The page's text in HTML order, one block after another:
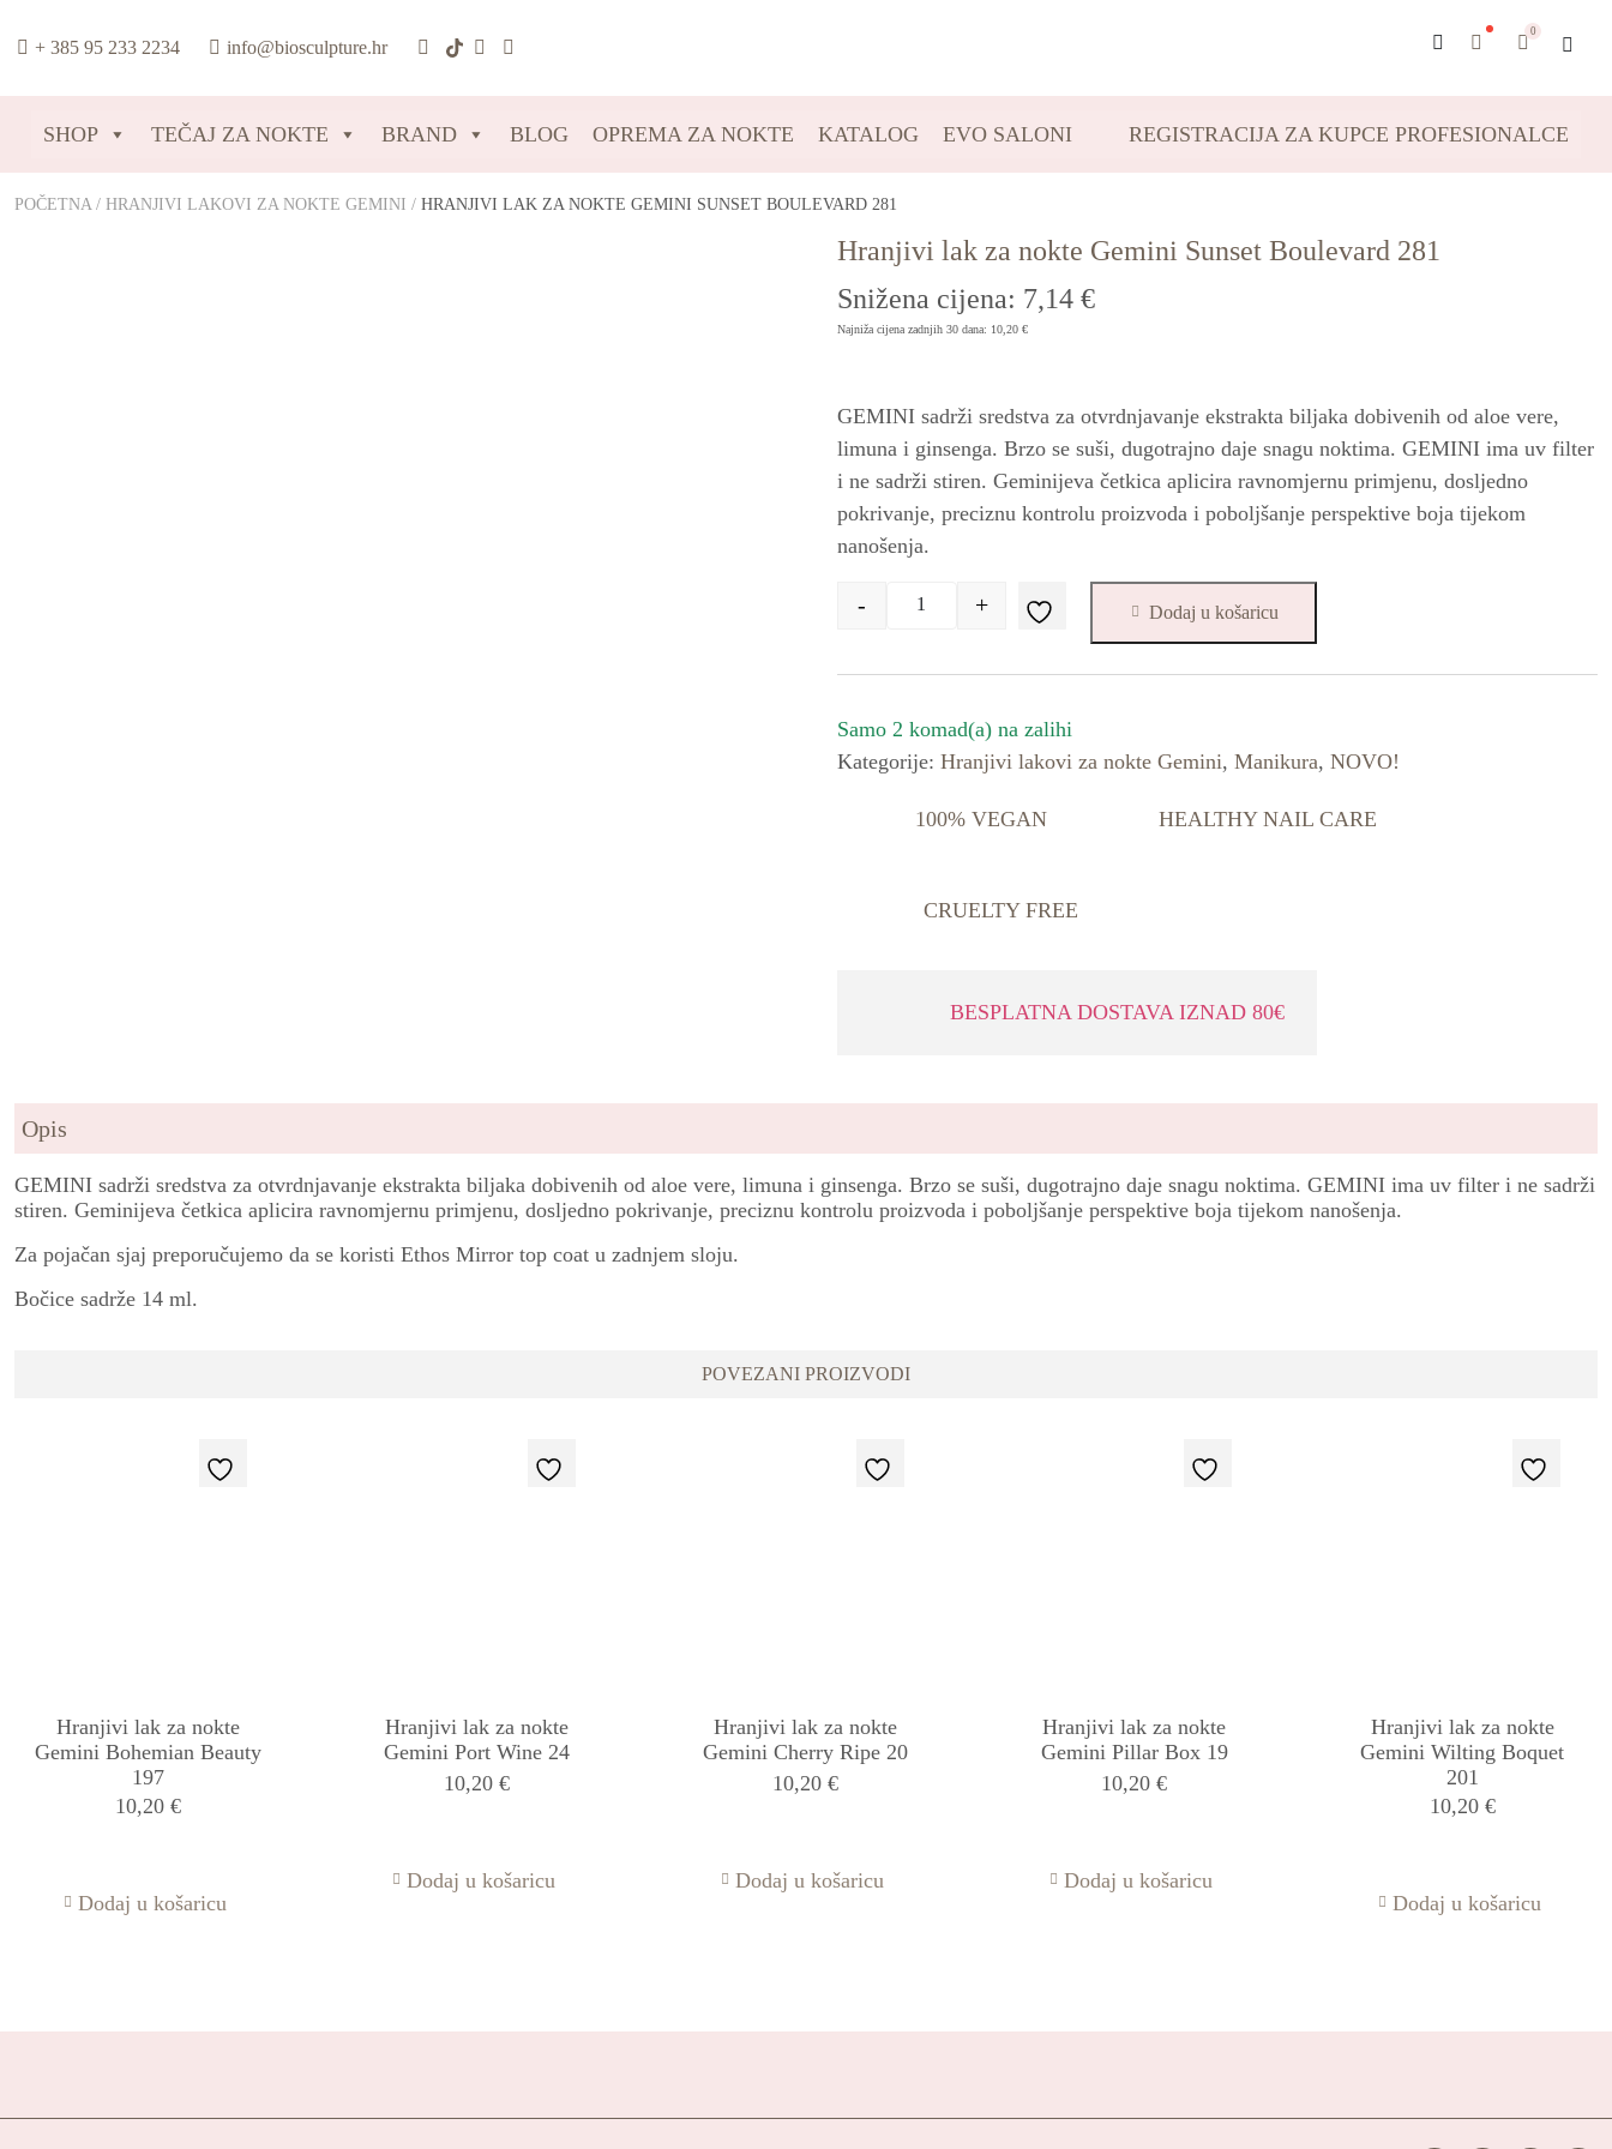
+ 385 95 233 2234
info@biosculpture.hr
0
SHOP TEČAJ ZA NOKTE BRAND BLOG OPREMA ZA NOKTE KATALOG EVO SALONI REGISTRACIJA ZA KUPCE PROFESIONALCE
POČETNA / HRANJIVI LAKOVI ZA NOKTE GEMINI / HRANJIVI LAK ZA NOKTE GEMINI SUNSET BOULEVARD 281
Hranjivi lak za nokte Gemini Sunset Boulevard 281
Snižena cijena: 7,14€
Najniža cijena zadnjih 30 dana: 10,20€
GEMINI sadrži sredstva za otvrdnjavanje ekstrakta biljaka dobivenih od aloe vere,
limuna i ginsenga. Brzo se suši, dugotrajno daje snagu noktima. GEMINI ima uv filter
i ne sadrži stiren. Geminijeva četkica aplicira ravnomjernu primjenu, dosljedno
pokrivanje, preciznu kontrolu proizvoda i poboljšanje perspektive boja tijekom
nanošenja.
Quantity
- + Dodaj u košaricu
Samo 2 komad(a) na zalihi
Kategorije:Hranjivi lakovi za nokte Gemini,Manikura,NOVO!
100% VEGAN HEALTHY NAIL CARE
CRUELTY FREE
BESPLATNA DOSTAVA IZNAD 80€
Opis
GEMINI sadrži sredstva za otvrdnjavanje ekstrakta biljaka dobivenih od aloe vere, limuna i ginsenga. Brzo se suši, dugotrajno daje snagu noktima. GEMINI ima uv filter i ne sadrži
stiren. Geminijeva četkica aplicira ravnomjernu primjenu, dosljedno pokrivanje, preciznu kontrolu proizvoda i poboljšanje perspektive boja tijekom nanošenja.
Za pojačan sjaj preporučujemo da se koristi Ethos Mirror top coat u zadnjem sloju.
Bočice sadrže 14 ml.
POVEZANI PROIZVODI
Hranjivi lak za nokte
Gemini Bohemian Beauty
197
10,20€
Dodaj u košaricu
Hranjivi lak za nokte
Gemini Port Wine 24
10,20€
Dodaj u košaricu
Hranjivi lak za nokte
Gemini Cherry Ripe 20
10,20€
Dodaj u košaricu
Hranjivi lak za nokte
Gemini Pillar Box 19
10,20€
Dodaj u košaricu
Hranjivi lak za nokte
Gemini Wilting Boquet
201
10,20 €
Dodaj u košaricu